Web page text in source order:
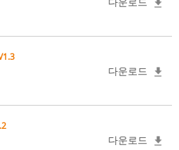
다운로드
다운로드